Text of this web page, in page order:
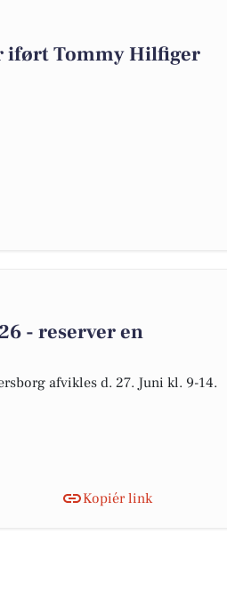
iført Tommy Hilfiger
- reserver en
afvikles d. 27. Juni kl. 9-14.
Kopiér link